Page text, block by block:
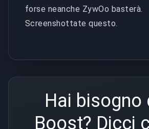
forse neanche ZywOo basterà.
Screenshottate questo.
Hai bisogno
Boost? Dicci